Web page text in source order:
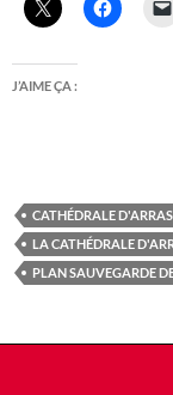
J’AIME ÇA :
CATHÉDRALE D'ARRAS
LA CATHÉDRALE
PLAN SAUVEGARDE